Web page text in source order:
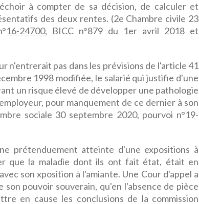
à compter de sa décision, de calculer et
des deux rentes. (2e Chambre civile 23
16-24700, BICC n°879 du 1er avril 2018 et
n'entrerait pas dans les prévisions de l'article 41
1998 modifiée, le salarié qui justifie d'une
un risque élevé de développer une pathologie
pour manquement de ce dernier à son
sociale 30 septembre 2020, pourvoi n°19-
prétenduement atteinte d'une expositions à
que la maladie dont ils ont fait état, était en
son xposition à l'amiante. Une Cour d'appel a
son pouvoir souverain, qu'en l'absence de pièce
en cause les conclusions de la commission